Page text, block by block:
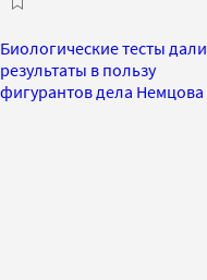
Биологические тесты дали
результаты в пользу
фигурантов дела Немцова